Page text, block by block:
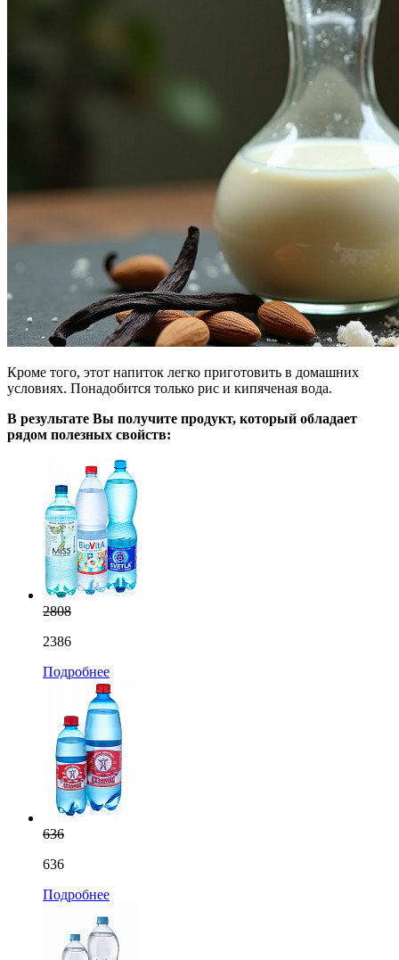
Кроме того, этот напиток легко приготовить в домашних
условиях. Понадобится только рис и кипяченая вода.
В результате Вы получите продукт, который обладает
рядом полезных свойств:
2808
2386
Подробнее
636
636
Подробнее